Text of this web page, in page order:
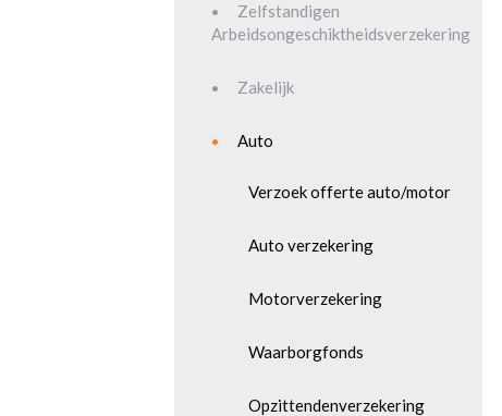
Zelfstandigen
Arbeidsongeschiktheidsverzekering
Zakelijk
Auto
Verzoek offerte auto/motor
Auto verzekering
Motorverzekering
Waarborgfonds
Opzittendenverzekering